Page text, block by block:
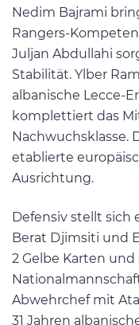
Nedim Bajrami
Rangers-
Juljan Abdullahi
Stabilität. Ylber
albanische Lecce-
komplettiert das
Nachwuchsklasse.
etablierte
Ausrichtung.
Defensiv stellt sich
Berat Djimsiti und
2 Gelbe Karten
Abwehrchef mit
31 Jahren